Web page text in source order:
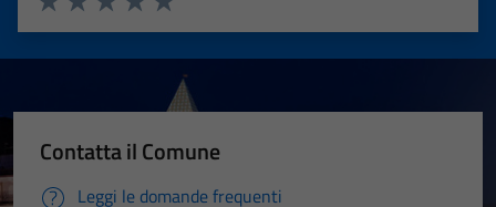
Valuta 5 stelle su 5
Valuta 4 stelle su 5
Valuta 3 stelle su 5
Valuta 2 stelle su 5
Valuta 1 stelle su 5
Contatta il Comune
Leggi le domande frequenti